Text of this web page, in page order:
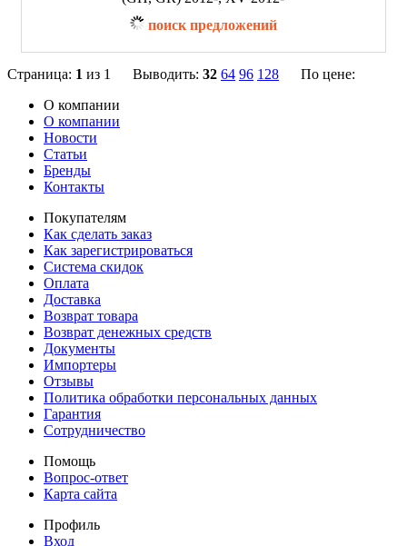
поиск предложений
Страница: 1 из 1 Выводить: 32 64 96 128
По цене:
О компании
О компании
Новости
Статьи
Бренды
Контакты
Покупателям
Как сделать заказ
Как зарегистрироваться
Система скидок
Оплата
Доставка
Возврат товара
Возврат денежных средств
Документы
Импортеры
Отзывы
Политика обработки персональных данных
Гарантия
Сотрудничество
Помощь
Вопрос-ответ
Карта сайта
Профиль
Вход